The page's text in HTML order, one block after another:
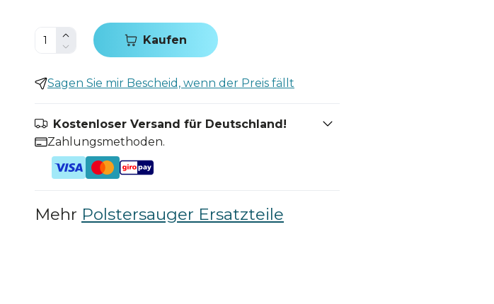
Kaufen
Sagen Sie mir Bescheid, wenn der Preis fällt
Kostenloser Versand für Deutschland!
Zahlungsmethoden.
Mehr Polstersauger Ersatzteile